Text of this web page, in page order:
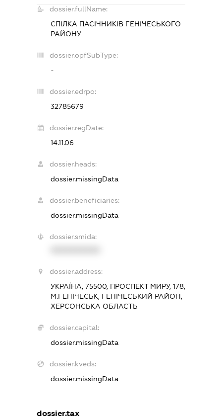
dossier.fullName:
СПІЛКА ПАСІЧНИКІВ ГЕНІЧЕСЬКОГО
РАЙОНУ
dossier.opfSubType:
-
dossier.edrpo:
32785679
dossier.regDate:
14.11.06
dossier.heads:
dossier.missingData
dossier.beneficiaries:
dossier.missingData
dossier.smida:
dossier.address:
УКРАЇНА, 75500, ПРОСПЕКТ МИРУ, 178,
М.ГЕНІЧЕСЬК, ГЕНІЧЕСЬКИЙ РАЙОН,
ХЕРСОНСЬКА ОБЛАСТЬ
dossier.capital:
dossier.missingData
dossier.kveds:
dossier.missingData
dossier.tax